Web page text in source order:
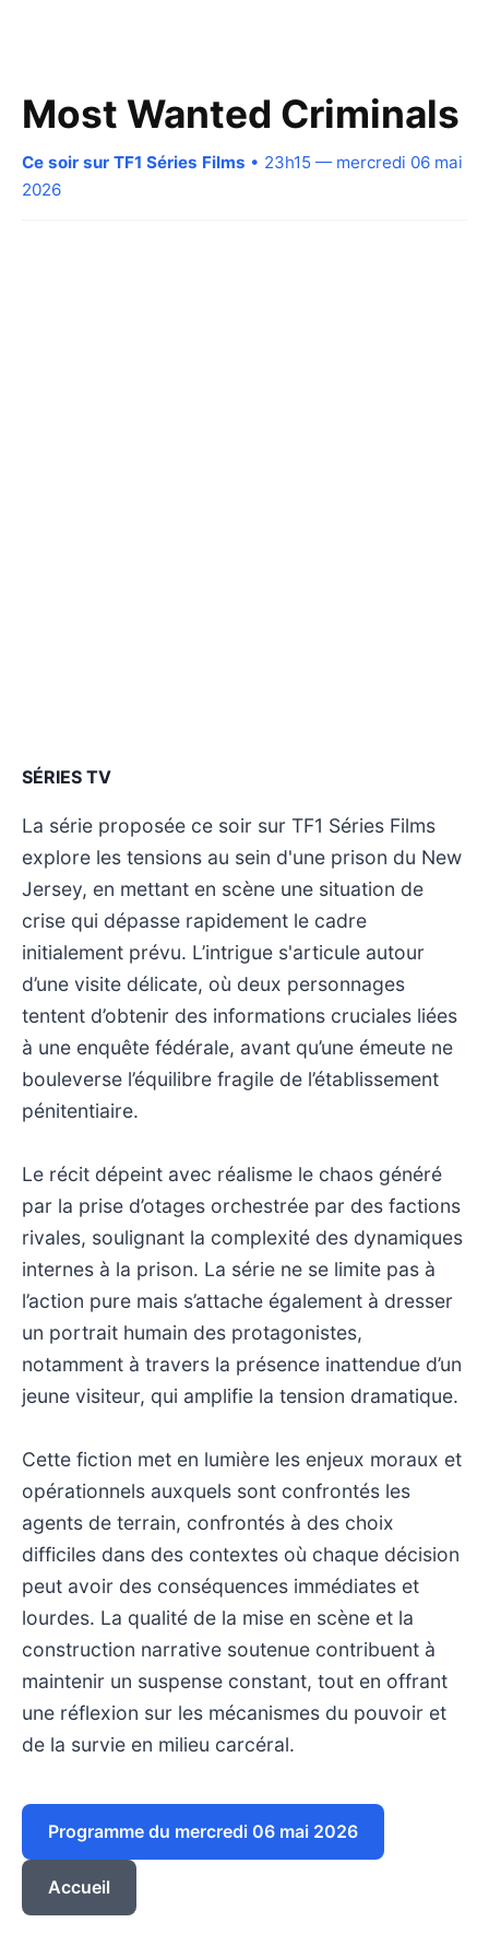
Most Wanted Criminals
Ce soir sur TF1 Séries Films • 23h15 — mercredi 06 mai
2026
SÉRIES TV
La série proposée ce soir sur TF1 Séries Films
explore les tensions au sein d'une prison du New
Jersey, en mettant en scène une situation de
crise qui dépasse rapidement le cadre
initialement prévu. L’intrigue s'articule autour
d’une visite délicate, où deux personnages
tentent d’obtenir des informations cruciales liées
à une enquête fédérale, avant qu’une émeute ne
bouleverse l’équilibre fragile de l’établissement
pénitentiaire.
Le récit dépeint avec réalisme le chaos généré
par la prise d’otages orchestrée par des factions
rivales, soulignant la complexité des dynamiques
internes à la prison. La série ne se limite pas à
l’action pure mais s’attache également à dresser
un portrait humain des protagonistes,
notamment à travers la présence inattendue d’un
jeune visiteur, qui amplifie la tension dramatique.
Cette fiction met en lumière les enjeux moraux et
opérationnels auxquels sont confrontés les
agents de terrain, confrontés à des choix
difficiles dans des contextes où chaque décision
peut avoir des conséquences immédiates et
lourdes. La qualité de la mise en scène et la
construction narrative soutenue contribuent à
maintenir un suspense constant, tout en offrant
une réflexion sur les mécanismes du pouvoir et
de la survie en milieu carcéral.
Programme du mercredi 06 mai 2026
Accueil